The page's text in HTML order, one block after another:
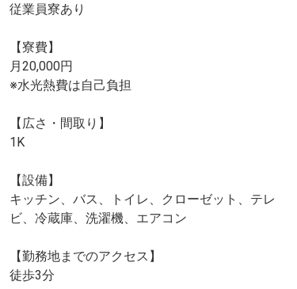
従業員寮あり
【寮費】
月20,000円
※水光熱費は自己負担
【広さ・間取り】
1K
【設備】
キッチン、バス、トイレ、クローゼット、テレ
ビ、冷蔵庫、洗濯機、エアコン
【勤務地までのアクセス】
徒歩3分